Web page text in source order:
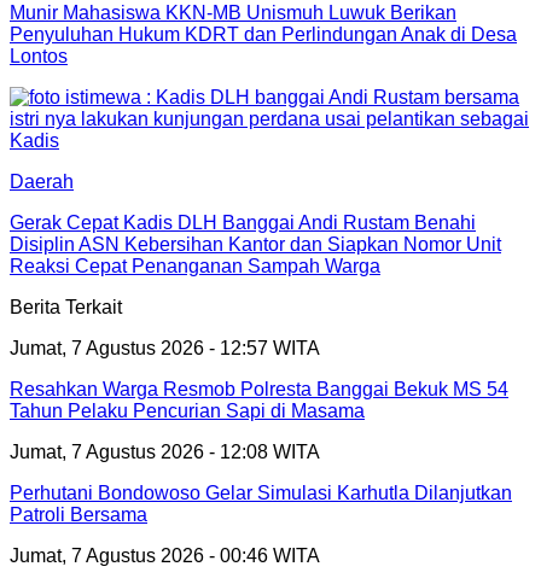
Munir Mahasiswa KKN-MB Unismuh Luwuk Berikan
Penyuluhan Hukum KDRT dan Perlindungan Anak di Desa
Lontos
Daerah
Gerak Cepat Kadis DLH Banggai Andi Rustam Benahi
Disiplin ASN Kebersihan Kantor dan Siapkan Nomor Unit
Reaksi Cepat Penanganan Sampah Warga
Berita Terkait
Jumat, 7 Agustus 2026 - 12:57 WITA
Resahkan Warga Resmob Polresta Banggai Bekuk MS 54
Tahun Pelaku Pencurian Sapi di Masama
Jumat, 7 Agustus 2026 - 12:08 WITA
Perhutani Bondowoso Gelar Simulasi Karhutla Dilanjutkan
Patroli Bersama
Jumat, 7 Agustus 2026 - 00:46 WITA